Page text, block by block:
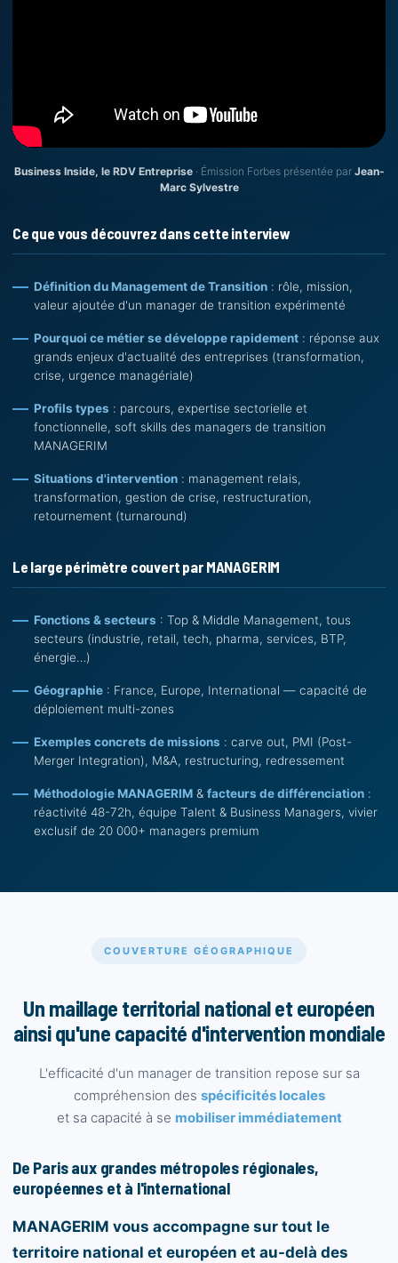
Business Inside, le RDV Entreprise· Émission Forbes présentée par Jean-
Marc Sylvestre
Ce que vous découvrez dans cette interview
Définition du Management de Transition : rôle, mission,
valeur ajoutée d'un manager de transition expérimenté
Pourquoi ce métier se développe rapidement : réponse aux
grands enjeux d'actualité des entreprises (transformation,
crise, urgence managériale)
Profils types : parcours, expertise sectorielle et
fonctionnelle, soft skills des managers de transition
MANAGERIM
Situations d'intervention : management relais,
transformation, gestion de crise, restructuration,
retournement (turnaround)
Le large périmètre couvert par MANAGERIM
Fonctions & secteurs : Top & Middle Management, tous
secteurs (industrie, retail, tech, pharma, services, BTP,
énergie…)
Géographie : France, Europe, International — capacité de
déploiement multi-zones
Exemples concrets de missions : carve out, PMI (Post-
Merger Integration), M&A, restructuring, redressement
Méthodologie MANAGERIM & facteurs de différenciation :
réactivité 48-72h, équipe Talent & Business Managers, vivier
exclusif de 20 000+ managers premium
COUVERTURE GÉOGRAPHIQUE
Un maillage territorial national et européen
ainsi qu'une capacité d'intervention mondiale
L'efficacité d'un manager de transition repose sur sa
compréhension des spécificités locales
et sa capacité à se mobiliser immédiatement
De Paris aux grandes métropoles régionales,
européennes et à l'international
MANAGERIM vous accompagne sur tout le
territoire national et européen et au-delà des